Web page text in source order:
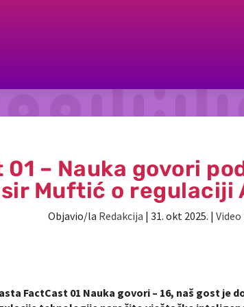
01 – Nauka govori
Muftić o regulaciji
Objavio/la Redakcija | 31. okt 2025. |
FactCast 01 Nauka govori – 16, naš gost je